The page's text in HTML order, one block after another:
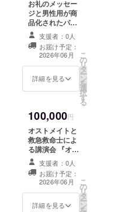
リーフ
レッ
ト/A4サ
イズ) 女
性用下
着型ス
トーマ
具 2
枚 (ネ
ピンク
ベー
ジュ)
お礼のメッセー
ジと男性用が商
品化されたパン
フレットを送り
ます。 (三つ折り
メッセージ・三
つ折りリーフ
レット/A4サイ
ズ) 新商品：男性
グレー)
支援者：0人
お届け予定：
2026年06月
詳細を見る
こ
の
リ
タ
ー
ン
を
選
択
す
る
100,000円
オストメイトと
救急救命士によ
る講演会 『オス
トメイトを知っ
てもらおう』
『オストメイト
が被災者になっ
たら…』その他
希望にそった講
支援者：0人
お届け予定：
2026年06月
詳細を見る
こ
の
リ
タ
ー
ン